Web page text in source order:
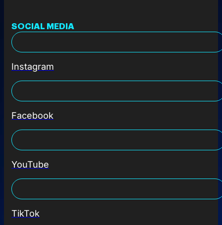
SOCIAL MEDIA
Instagram
Facebook
YouTube
TikTok